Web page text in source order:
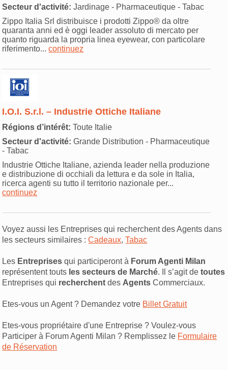
Secteur d'activité: Jardinage - Pharmaceutique - Tabac
Zippo Italia Srl distribuisce i prodotti Zippo® da oltre
quaranta anni ed è oggi leader assoluto di mercato per
quanto riguarda la propria linea eyewear, con particolare
riferimento...continuez
I.O.I. S.r.l. – Industrie Ottiche Italiane
Régions d’intérêt: Toute Italie
Secteur d'activité: Grande Distribution - Pharmaceutique
- Tabac
Industrie Ottiche Italiane, azienda leader nella produzione
e distribuzione di occhiali da lettura e da sole in Italia,
ricerca agenti su tutto il territorio nazionale per...
continuez
Voyez aussi les Entreprises qui recherchent des Agents dans
les secteurs similaires :Cadeaux,Tabac
Les Entreprises qui participeront à Forum Agenti Milan
représentent touts les secteurs de Marché. Il s’agit detoutes
Entreprises qui recherchent des Agents Commerciaux.
Etes-vous un Agent ? Demandez votre Billet Gratuit
Etes-vous propriétaire d'une Entreprise ? Voulez-vous
Participer à Forum Agenti Milan ? Remplissez le Formulaire
de Réservation